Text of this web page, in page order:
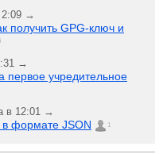
2:09 →
получить GPG-ключ и
→
учредительное
в 12:01 →
в формате JSON 1